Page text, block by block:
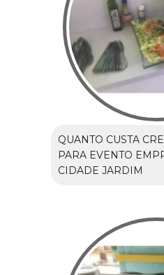
QUANTO CUSTA
PARA EVENTO
CIDADE JARDIM